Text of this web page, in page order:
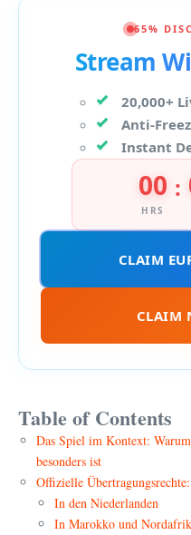
65%
Stream
20,000+
Anti-
Instant
00
HRS
:
CLAIM
CLAIM
Table of Contents
Das Spiel im Kontext:
besonders ist
Offizielle
In den Niederlanden
In Marokko und